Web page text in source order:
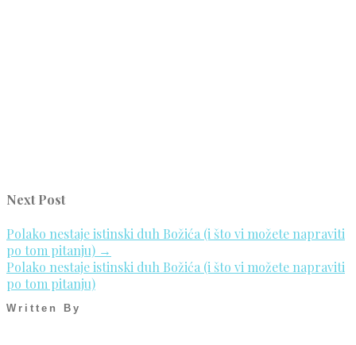
Next Post
Polako nestaje istinski duh Božića (i što vi možete napraviti
po tom pitanju) →
Polako nestaje istinski duh Božića (i što vi možete napraviti
po tom pitanju)
Written By